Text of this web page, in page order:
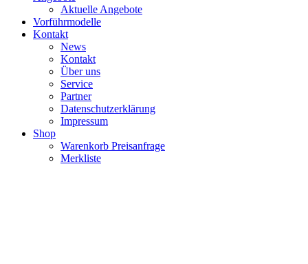
Aktuelle Angebote
Vorführmodelle
Kontakt
News
Kontakt
Über uns
Service
Partner
Datenschutzerklärung
Impressum
Shop
Warenkorb Preisanfrage
Merkliste